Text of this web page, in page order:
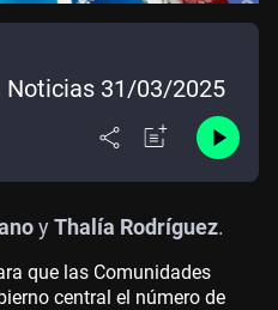
Noticias 31/03/2025
yThalía Rodríguez.
que las Comunidades
central el número de